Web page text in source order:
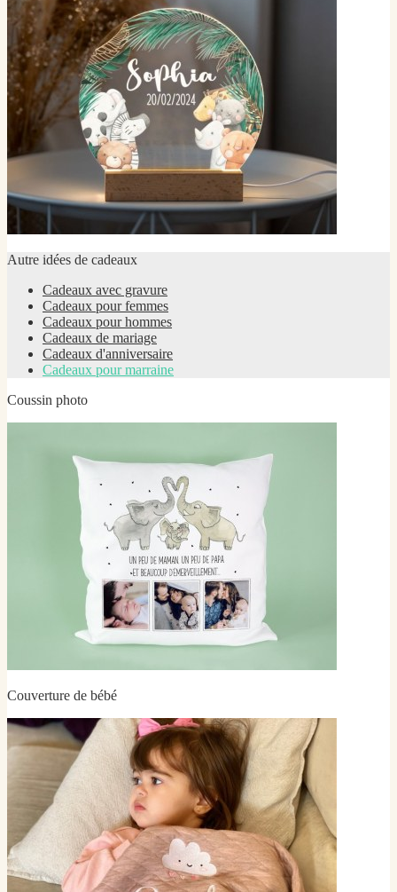
Autre idées de cadeaux
Cadeaux avec gravure
Cadeaux pour femmes
Cadeaux pour hommes
Cadeaux de mariage
Cadeaux d'anniversaire
Cadeaux pour marraine
Coussin photo
Couverture de bébé